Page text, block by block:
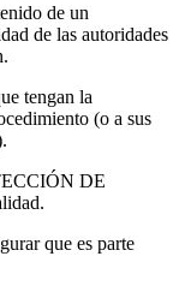
de un
de las autoridades
tengan la
(o a sus
DE
que es parte